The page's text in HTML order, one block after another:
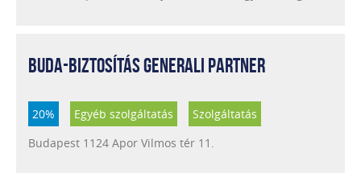
BUDA-BIZTOSÍTÁS GENERALI PARTNER
20% Egyéb szolgáltatás
Szolgáltatás
Budapest 1124 Apor Vilmos tér 11.